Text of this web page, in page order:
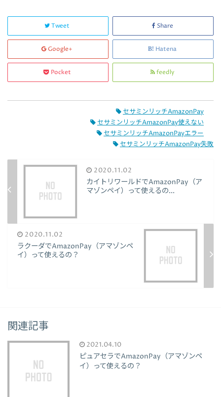
Tweet Share
Google+ Hatena
Pocket feedly
セサミンリッチAmazonPay
セサミンリッチAmazonPay使えない
セサミンリッチAmazonPayエラー
セサミンリッチAmazonPay失敗
2020.11.02
カイトリワールドでAmazonPay（ア
マゾンペイ）って使えるの...
2020.11.02
ラクーダでAmazonPay（アマゾンペ
イ）って使えるの？
関連記事
2021.04.10
ピュアセラでAmazonPay（アマゾンペ
イ）って使えるの？